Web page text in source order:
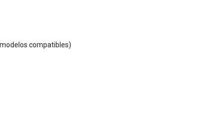
compatibles)